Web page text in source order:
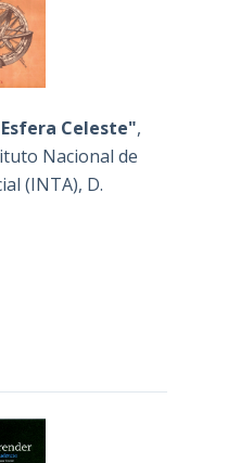
Celeste",
Nacional de
(INTA), D.